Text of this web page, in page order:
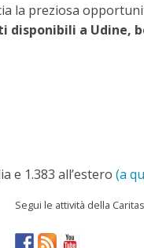
la preziosa
disponibili a Udine,
e 1.383 all’estero (a
Segui le attività della